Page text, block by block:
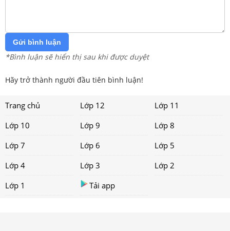
Gửi bình luận
*Bình luận sẽ hiển thị sau khi được duyệt
Hãy trở thành người đầu tiên bình luận!
Trang chủ Lớp 12
Lớp 11
Lớp 10
Lớp 9
Lớp 8
Lớp 7
Lớp 6
Lớp 5
Lớp 4
Lớp 3
Lớp 2
Lớp 1
Tải app